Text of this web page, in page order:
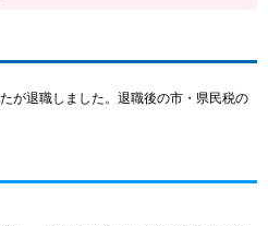
が退職しました。退職後の市・県民税の